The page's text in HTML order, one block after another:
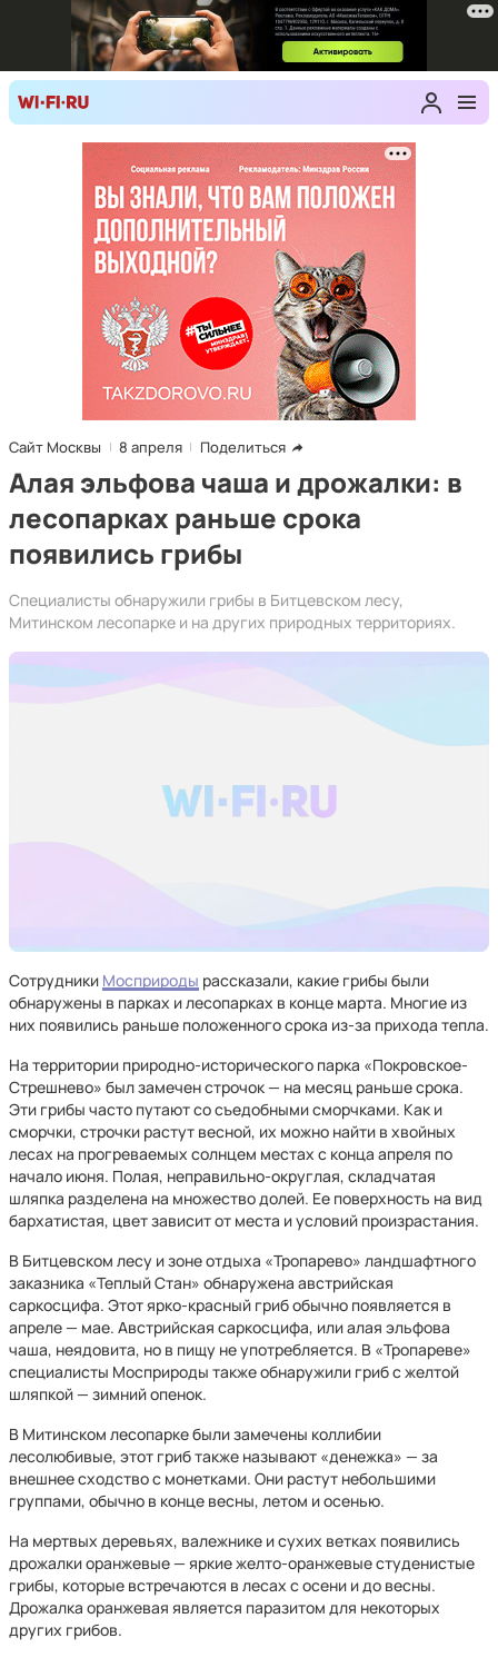
Сайт Москвы 8 апреля Поделиться
Алая эльфова чаша и дрожалки: в
лесопарках раньше срока
появились грибы
Специалисты обнаружили грибы в Битцевском лесу,
Митинском лесопарке и на других природных территориях.
Сотрудники Мосприроды рассказали, какие грибы были
обнаружены в парках и лесопарках в конце марта. Многие из
них появились раньше положенного срока из-за прихода тепла.
На территории природно-исторического парка «Покровское-
Стрешнево» был замечен строчок — на месяц раньше срока.
Эти грибы часто путают со съедобными сморчками. Как и
сморчки, строчки растут весной, их можно найти в хвойных
лесах на прогреваемых солнцем местах с конца апреля по
начало июня. Полая, неправильно-округлая, складчатая
шляпка разделена на множество долей. Ее поверхность на вид
бархатистая, цвет зависит от места и условий произрастания.
В Битцевском лесу и зоне отдыха «Тропарево» ландшафтного
заказника «Теплый Стан» обнаружена австрийская
саркосцифа. Этот ярко-красный гриб обычно появляется в
апреле — мае. Австрийская саркосцифа, или алая эльфова
чаша, неядовита, но в пищу не употребляется. В «Тропареве»
специалисты Мосприроды также обнаружили гриб с желтой
шляпкой — зимний опенок.
В Митинском лесопарке были замечены коллибии
лесолюбивые, этот гриб также называют «денежка» — за
внешнее сходство с монетками. Они растут небольшими
группами, обычно в конце весны, летом и осенью.
На мертвых деревьях, валежнике и сухих ветках появились
дрожалки оранжевые — яркие желто-оранжевые студенистые
грибы, которые встречаются в лесах с осени и до весны.
Дрожалка оранжевая является паразитом для некоторых
других грибов.